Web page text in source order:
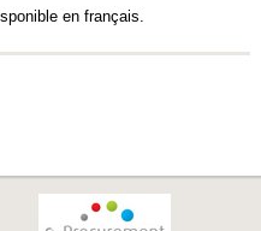
en français.